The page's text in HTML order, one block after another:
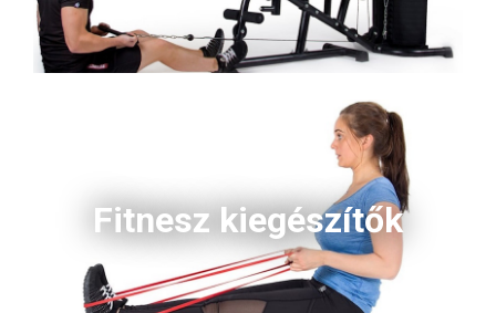
Fitnesz kiegészítők